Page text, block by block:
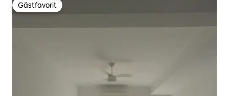
Gästfavorit
Gästfavorit